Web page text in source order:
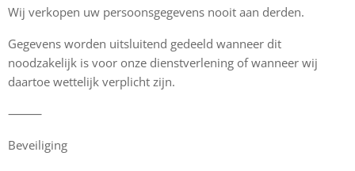
Wij verkopen uw persoonsgegevens nooit aan derden.
Gegevens worden uitsluitend gedeeld wanneer dit
noodzakelijk is voor onze dienstverlening of wanneer wij
daartoe wettelijk verplicht zijn.
⸻
Beveiliging